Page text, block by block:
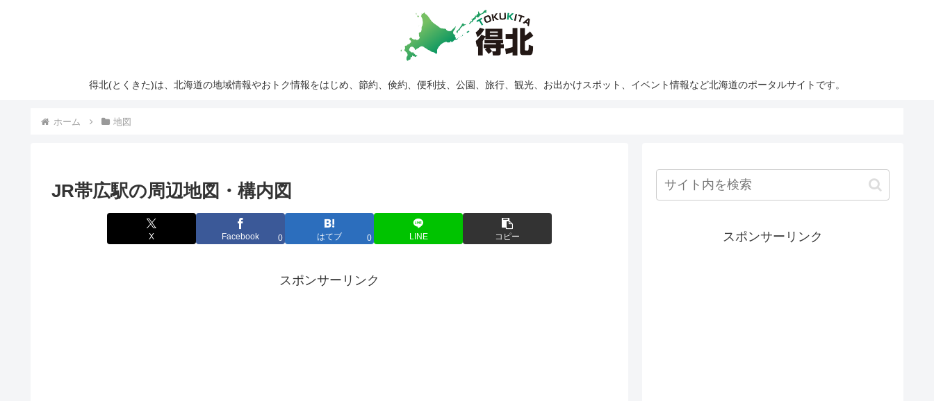
得北(とくきた)は、北海道の地域情報やおトク情報をはじめ、節約、倹約、便利技、公園、旅行、観光、お出かけスポット、イベント情報など北海道のポータルサイトです。
ホーム 地図
JR帯広駅の周辺地図・構内図
X Facebook 0 はてブ 0 LINE コピー
スポンサーリンク
スポンサーリンク